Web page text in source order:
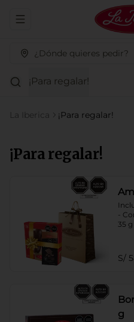
Abrir menu de navegación
¿Dónde quieres pedir?
¡Para regalar!
La Iberica ¡Para regalar!
¡Para regalar!
-
35
-
S/
g